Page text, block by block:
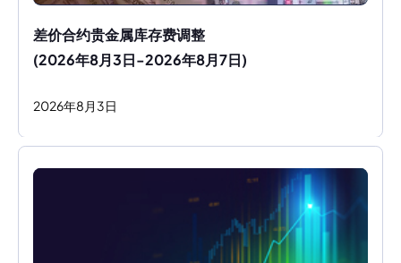
差价合约贵金属库存费调整
(2026年8月3日-2026年8月7日)
2026年8 月 3日